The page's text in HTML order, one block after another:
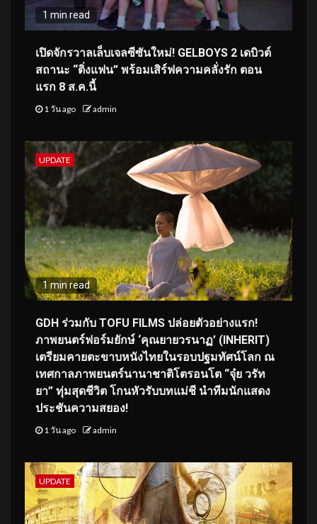
1 min read
เปิดจักรวาลเล็บเจลซีซันใหม่! GELBOYS 2 เดบิวต์
สถานะ “ติ่งแฟน” พร้อมเสิร์ฟความคลั่งรัก ตอน
แรก 8 ส.ค.นี้
1 วัน ago admin
UPDATE
1 min read
GDH ร่วมกับ TOFU FILMS ปล่อยตัวอย่างแรก!
ภาพยนตร์ฟอร์มยักษ์ ‘คุณยายวรนาฏ’ (INHERIT)
เตรียมคายตะขาบหนังไทยในรอบปฐมทัศน์โลก ณ
เทศกาลภาพยนตร์นานาชาติโตรอนโต “จุ๋ย วรัท
ยา” ทุ่มสุดชีวิต โกนหัวรับบทแม่ชี นำทีมนักแสดง
ประชันความสยอง!
1 วัน ago admin
UPDATE